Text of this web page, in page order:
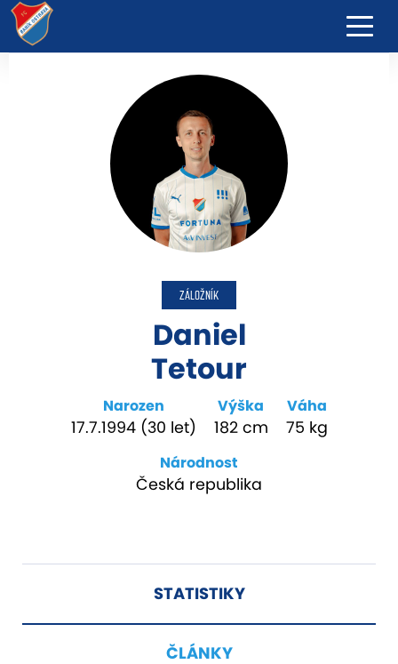
ZÁLOŽNÍK
Daniel
Tetour
Narozen
17.7.1994 (30 let)
Výška
182 cm
Váha
75 kg
Národnost
Česká republika
STATISTIKY
ČLÁNKY